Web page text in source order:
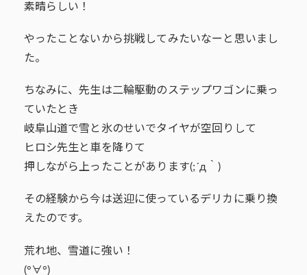
素晴らしい！
やったことないから挑戦してみたいなーと思いまし
た。
ちなみに、先生は二輪駆動のステップワゴンに乗っ
ていたとき
岐阜山道で雪と氷のせいでタイヤが空回りして
ヒロシ先生と車を降りて
押しながら上ったことがあります(;´д｀)
その経験から今は送迎に使っているデリカに乗り換
えたのです。
荒れ地、雪道に強い！
(°∀°)